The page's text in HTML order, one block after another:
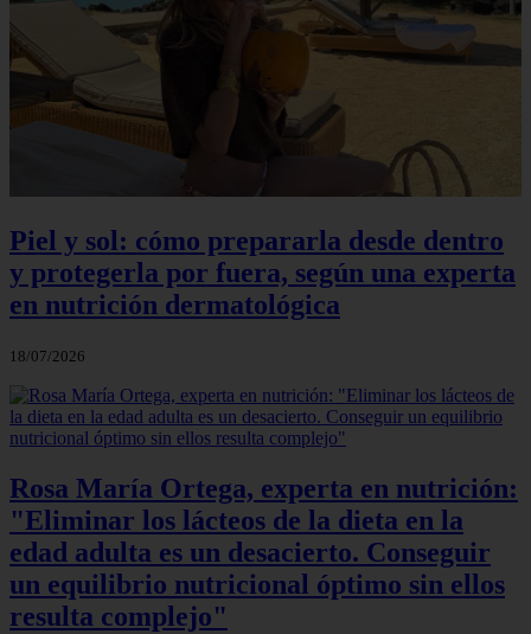
Piel y sol: cómo prepararla desde dentro
y protegerla por fuera, según una experta
en nutrición dermatológica
18/07/2026
Rosa María Ortega, experta en nutrición:
"Eliminar los lácteos de la dieta en la
edad adulta es un desacierto. Conseguir
un equilibrio nutricional óptimo sin ellos
resulta complejo"